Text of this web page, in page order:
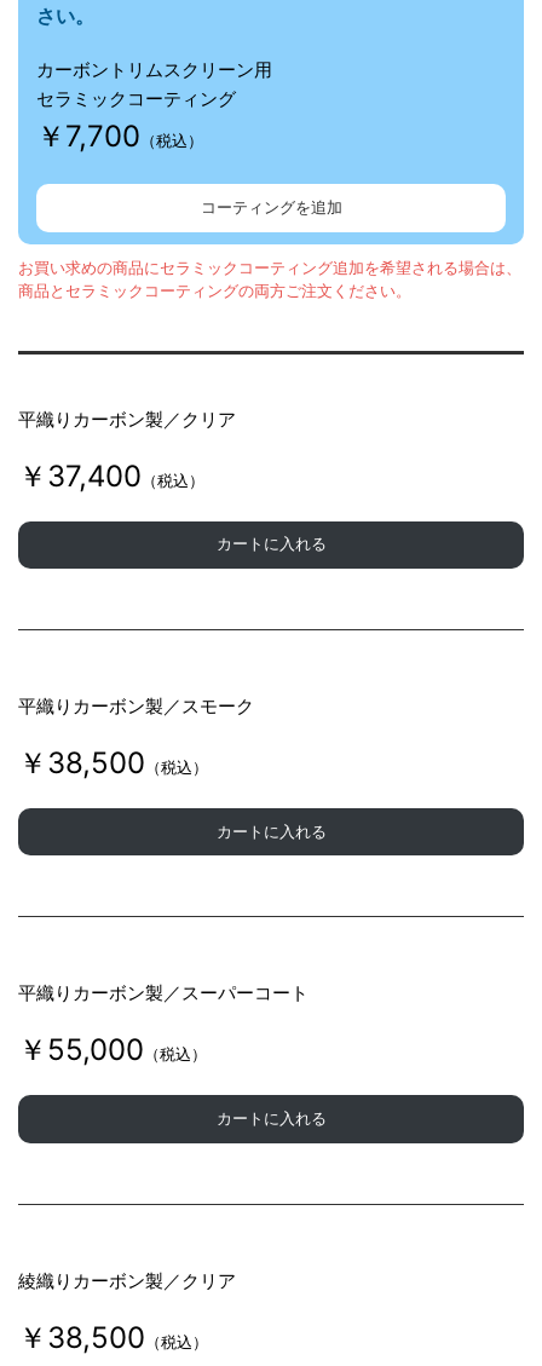
さい。
カーボントリムスクリーン用
セラミックコーティング
￥7,700 （税込）
コーティングを追加
お買い求めの商品にセラミックコーティング追加を希望される場合は、
商品とセラミックコーティングの両方ご注文ください。
平織りカーボン製／クリア
￥37,400 （税込）
カートに入れる
平織りカーボン製／スモーク
￥38,500 （税込）
カートに入れる
平織りカーボン製／スーパーコート
￥55,000 （税込）
カートに入れる
綾織りカーボン製／クリア
￥38,500 （税込）